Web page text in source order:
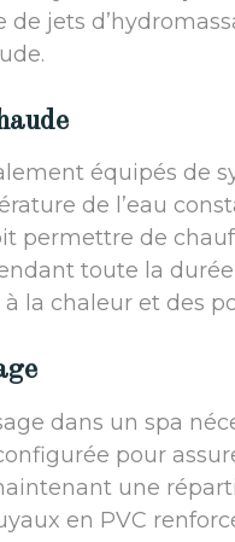
de jets
équipés de
de l’eau
permettre de
toute la durée
la chaleur et des
dans un spa
pour
une
en PVC